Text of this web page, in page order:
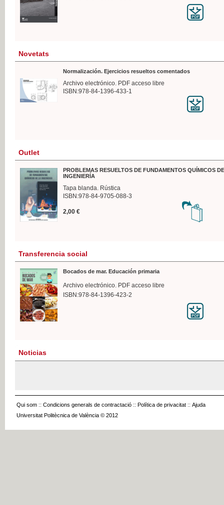
Novetats
Normalización. Ejercicios resueltos comentados
Archivo electrónico. PDF acceso libre
ISBN:978-84-1396-433-1
Outlet
PROBLEMAS RESUELTOS DE FUNDAMENTOS QUÍMICOS
INGENIERÍA
Tapa blanda. Rústica
ISBN:978-84-9705-088-3
2,00 €
Transferencia social
Bocados de mar. Educación primaria
Archivo electrónico. PDF acceso libre
ISBN:978-84-1396-423-2
Noticias
Qui som :: Condicions generals de contractació :: Política de privacitat :: Ajuda
Universitat Politècnica de València © 2012